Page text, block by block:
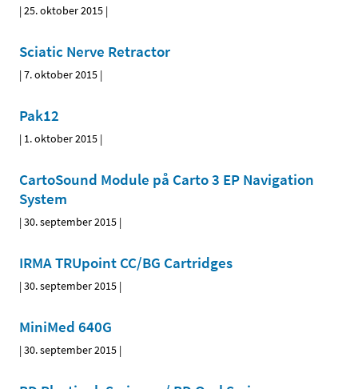
|25. oktober 2015 |
Sciatic Nerve Retractor
|7. oktober 2015 |
Pak12
| 1. oktober 2015 |
CartoSound Module på Carto 3 EP Navigation
System
|30. september 2015 |
IRMA TRUpoint CC/BG Cartridges
|30. september 2015 |
MiniMed 640G
|30. september 2015 |